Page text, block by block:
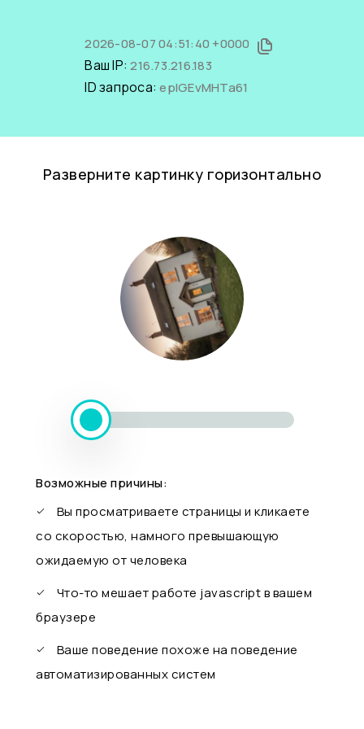
2026-08-07 04:51:40 +0000
Ваш IP:216.73.216.183
ID запроса:epIGEvMHTa61
Разверните картинку горизонтально
Возможные причины:
Вы просматриваете страницы и кликаете
со скоростью, намного превышающую
ожидаемую от человека
Что-то мешает работе javascript в вашем
браузере
Ваше поведение похоже на поведение
автоматизированных систем